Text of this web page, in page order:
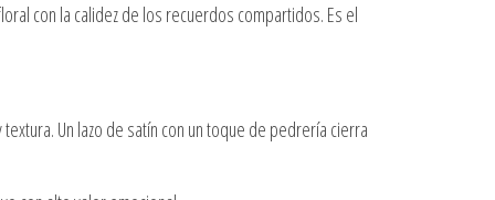
con la calidez de los recuerdos compartidos. Es el
Un lazo de satín con un toque de pedrería cierra